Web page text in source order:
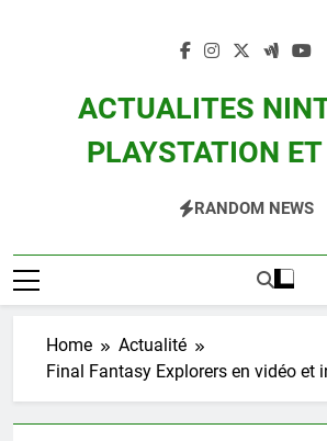
ACTUALITES
PLAYSTATION
Zelda, Splatoon, Pokemon Entre
RANDOM NEWS
Home
Actualité
Final Fantasy Explorers en vidéo et